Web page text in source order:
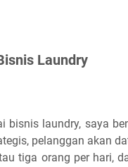
Laundry
laundry, saya
pelanggan akan
tiga orang per hari,